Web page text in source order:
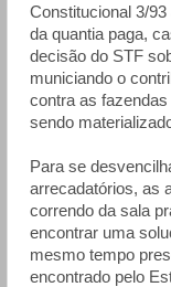
Constitucional 3/
da quantia paga,
decisão do STF
municiando o
contra as
sendo
Para se
arrecadatórios, as
correndo da sala
encontrar uma
mesmo tempo
encontrado pelo